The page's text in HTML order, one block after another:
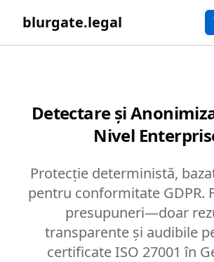
blurgate.legal
Detectare și
Nivel
Protecție deterministă,
pentru conformitate GDPR.
presupuneri—doar
transparente și audibile
certificate ISO 27001 în